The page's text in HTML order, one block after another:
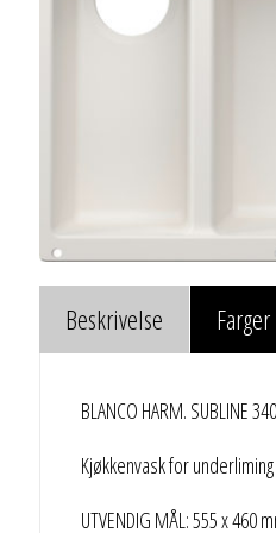
Beskrivelse Farger
BLANCO HARM. SUBLINE
Kjøkkenvask for underliming
UTVENDIG MÅL: 555 x 460